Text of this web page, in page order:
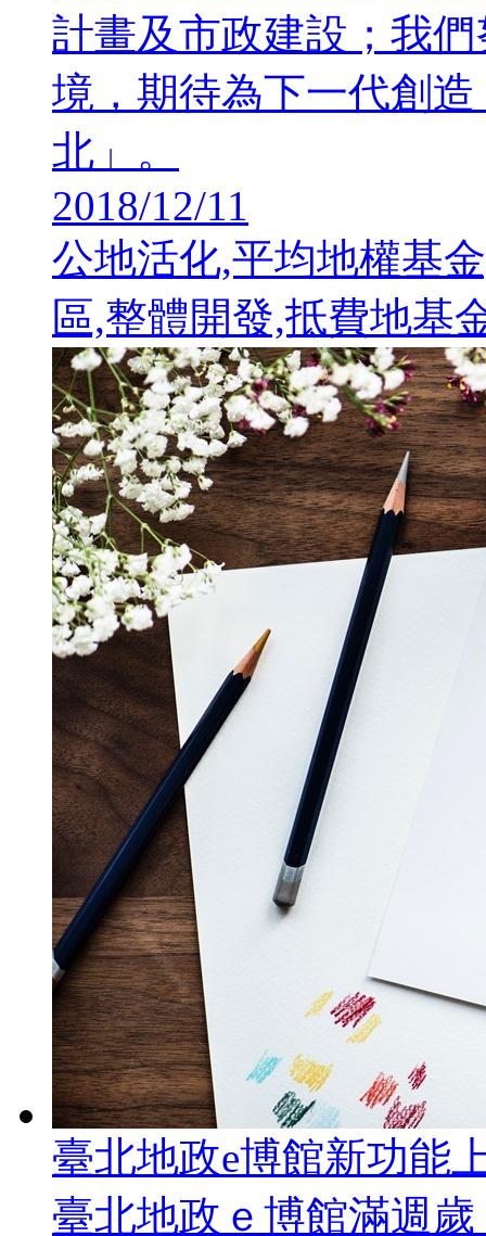
計畫及市政建設；我
境，期待為下一代創
北」。
2018/12/11
公地活化,平均地權基
區,整體開發,抵費地基
臺北地政e博館新功能
臺北地政ｅ博館滿週